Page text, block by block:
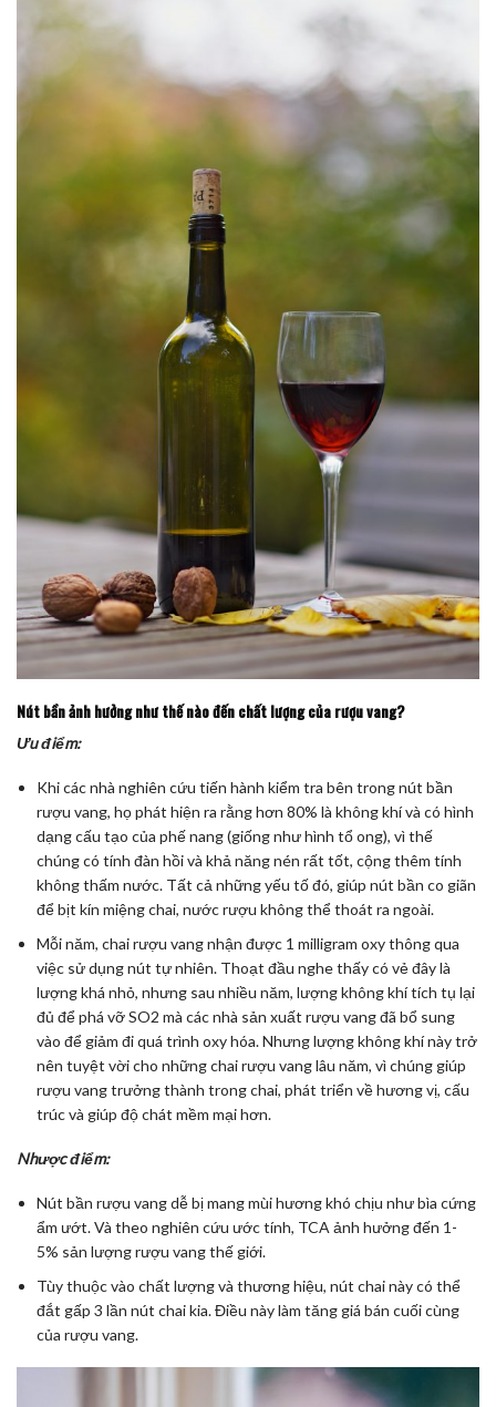
Nút bần ảnh hưởng như thế nào đến chất lượng của rượu vang?
Ưu điểm:
Khi các nhà nghiên cứu tiến hành kiểm tra bên trong nút bần
rượu vang, họ phát hiện ra rằng hơn 80% là không khí và có hình
dạng cấu tạo của phế nang (giống như hình tổ ong), vì thế
chúng có tính đàn hồi và khả năng nén rất tốt, cộng thêm tính
không thấm nước. Tất cả những yếu tố đó, giúp nút bần co giãn
để bịt kín miệng chai, nước rượu không thể thoát ra ngoài.
Mỗi năm, chai rượu vang nhận được 1 milligram oxy thông qua
việc sử dụng nút tự nhiên. Thoạt đầu nghe thấy có vẻ đây là
lượng khá nhỏ, nhưng sau nhiều năm, lượng không khí tích tụ lại
đủ để phá vỡ SO2 mà các nhà sản xuất rượu vang đã bổ sung
vào để giảm đi quá trình oxy hóa. Nhưng lượng không khí này trở
nên tuyệt vời cho những chai rượu vang lâu năm, vì chúng giúp
rượu vang trưởng thành trong chai, phát triển về hương vị, cấu
trúc và giúp độ chát mềm mại hơn.
Nhược điểm:
Nút bần rượu vang dễ bị mang mùi hương khó chịu như bìa cứng
ẩm ướt. Và theo nghiên cứu ước tính, TCA ảnh hưởng đến 1-
5% sản lượng rượu vang thế giới.
Tùy thuộc vào chất lượng và thương hiệu, nút chai này có thể
đắt gấp 3 lần nút chai kia. Điều này làm tăng giá bán cuối cùng
của rượu vang.